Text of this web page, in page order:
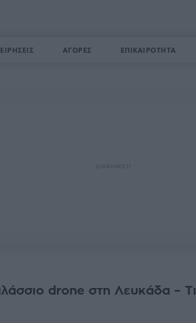
ΑΓΟΡΕΣ ΕΠΙΚΑΙΡΟΤΗΤΑ
drone στη Λευκάδα – Τι